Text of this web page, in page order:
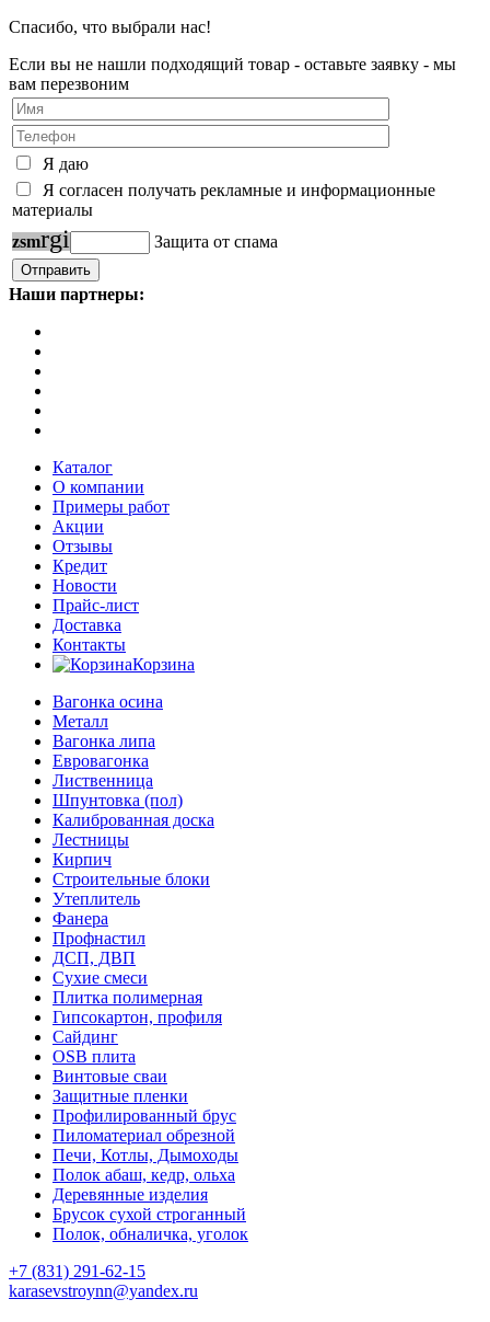
Спасибо, что выбрали нас!
Если вы не нашли подходящий товар - оставьте заявку - мы
вам перезвоним
Я даю
Я согласен получать рекламные и информационные
материалы
zsmrgi Защита от спама
Наши партнеры:
Каталог
О компании
Примеры работ
Акции
Отзывы
Кредит
Новости
Прайс-лист
Доставка
Контакты
Корзина
Вагонка осина
Металл
Вагонка липа
Евровагонка
Лиственница
Шпунтовка (пол)
Калиброванная доска
Лестницы
Кирпич
Строительные блоки
Утеплитель
Фанера
Профнастил
ДСП, ДВП
Сухие смеси
Плитка полимерная
Гипсокартон, профиля
Сайдинг
OSB плита
Винтовые сваи
Защитные пленки
Профилированный брус
Пиломатериал обрезной
Печи, Котлы, Дымоходы
Полок абаш, кедр, ольха
Деревянные изделия
Брусок сухой строганный
Полок, обналичка, уголок
+7 (831) 291-62-15
karasevstroynn@yandex.ru